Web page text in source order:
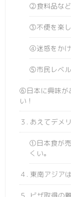
②食料品など
③不便を楽し
④迷惑をかけ
⑤市民レベル
⑥日本に興味が
い！
３. あえてデメ
①日本食が
くい。
４. 東南アジア